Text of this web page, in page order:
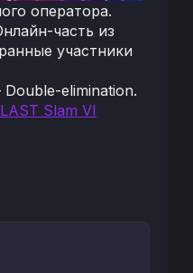
оператора.
часть из
участники
elimination.
Slam VI